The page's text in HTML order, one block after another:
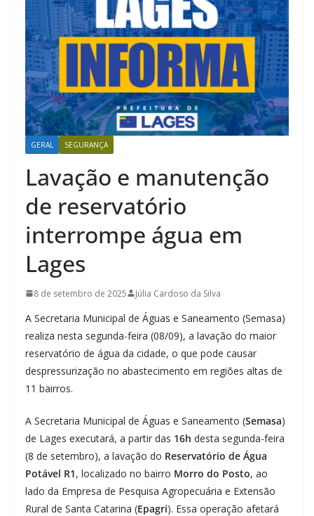
GERAL SEGURANÇA
Lavação e manutenção
de reservatório
interrompe água em
Lages
8 de setembro de 2025 Júlia Cardoso da Silva
A Secretaria Municipal de Águas e Saneamento (Semasa)
realiza nesta segunda-feira (08/09), a lavação do maior
reservatório de água da cidade, o que pode causar
despressurização no abastecimento em regiões altas de
11 bairros.
A Secretaria Municipal de Águas e Saneamento (Semasa)
de Lages executará, a partir das 16h desta segunda-feira
(8 de setembro), a lavação do Reservatório de Água
Potável R1, localizado no bairro Morro do Posto, ao
lado da Empresa de Pesquisa Agropecuária e Extensão
Rural de Santa Catarina (Epagri). Essa operação afetará